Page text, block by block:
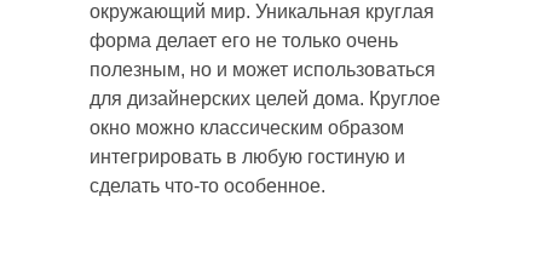
окружающий мир. Уникальная круглая
форма делает его не только очень
полезным, но и может использоваться
для дизайнерских целей дома. Круглое
окно можно классическим образом
интегрировать в любую гостиную и
сделать что-то особенное.